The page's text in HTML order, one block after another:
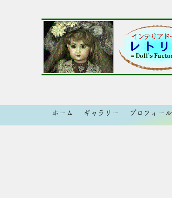
ホーム ギャラリー プロフィール